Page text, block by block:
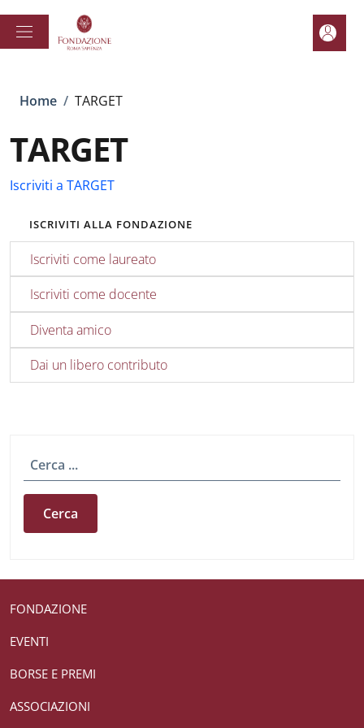
Area
Briciole di pane
Home / TARGET
TARGET
Iscriviti a TARGET
ISCRIVITI ALLA FONDAZIONE
Iscriviti come laureato
Iscriviti come docente
Diventa amico
Dai un libero contributo
Cerca
FONDAZIONE
EVENTI
BORSE E PREMI
ASSOCIAZIONI